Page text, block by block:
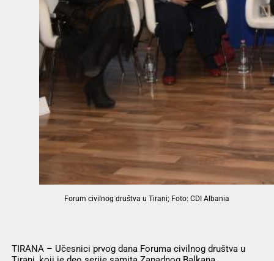
Forum civilnog društva u Tirani; Foto: CDI Albania
TIRANA – Učesnici prvog dana Foruma civilnog društva u